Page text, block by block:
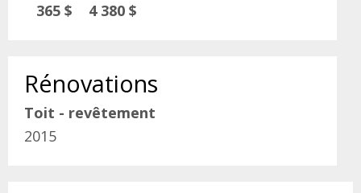
365 $ 4 380 $
Rénovations
Toit - revêtement
2015